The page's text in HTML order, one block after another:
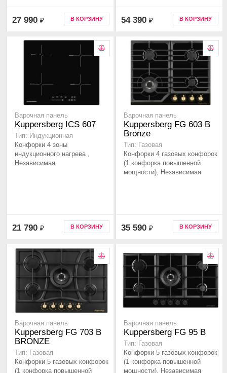
27 990 ₽ В КОРЗИНУ 54 390 ₽ В КОРЗИНУ
Варочная панель
Kuppersberg ICS 607
Тип: Индукционная
Конфорки 4 зоны
индукционного нагрева ,
Независимая
21 790 ₽ В КОРЗИНУ
Варочная панель
Kuppersberg FG 603 B
Bronze
Тип: Газовая
Конфорки 4 газовых конфорок
(1 конфорка повышенной
мощности), Независимая
35 590 ₽ В КОРЗИНУ
Варочная панель
Kuppersberg FG 703 B
BRONZE
Тип: Газовая
Конфорки 5 газовых конфорок
(1 конфорка повышенной
Варочная панель
Kuppersberg FG 95 B
Тип: Газовая
Конфорки 5 газовых конфорок
(1 конфорка повышенной
мощности), Независимая